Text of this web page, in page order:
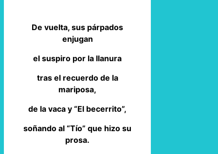
De vuelta, sus párpados
enjugan
el suspiro por la llanura
tras el recuerdo de la
mariposa,
de la vaca y “El becerrito”,
soñando al “Tío” que hizo su
prosa.